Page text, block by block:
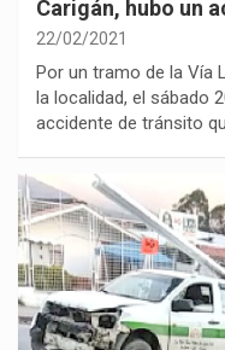
Carigán, hubo un
22/02/2021
Por un tramo de la Vía
la localidad, el sábado
accidente de tránsito